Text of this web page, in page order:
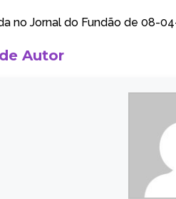
no Jornal do Fundão de 08-
Autor